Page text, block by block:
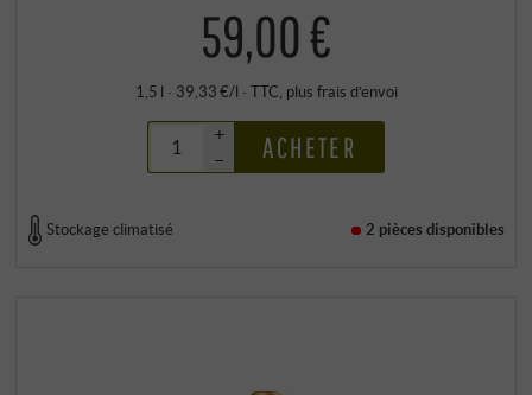
59,00 €
1,5 l · 39,33 €/l · TTC , plus frais d’envoi
+
–
ACHETER
Stockage climatisé 2 pièces disponibles